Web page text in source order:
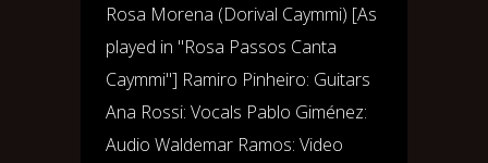
Rosa Morena (Dorival Caymmi) [As
played in "Rosa Passos Canta
Caymmi"] Ramiro Pinheiro: Guitars
Ana Rossi: Vocals Pablo Giménez:
Audio Waldemar Ramos: Video